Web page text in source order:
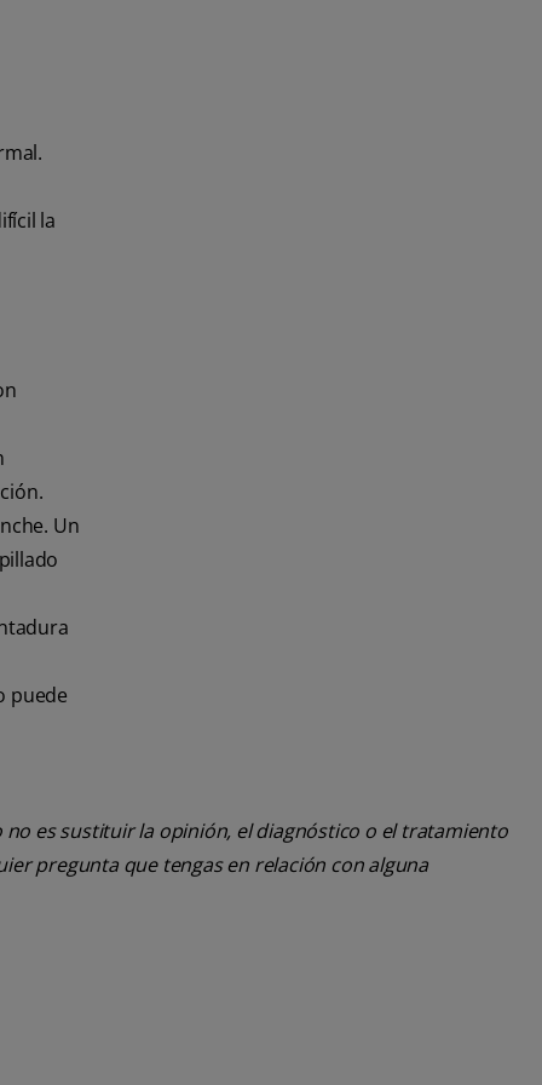
la
Un
puede
es sustituir la opinión, el diagnóstico o el tratamiento
pregunta que tengas en relación con alguna